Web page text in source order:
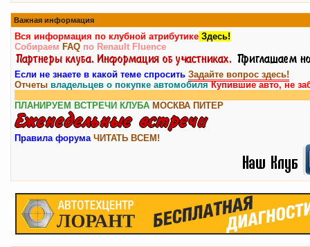
Важная информация
Вся информация по клубной атрибутике Здесь!
Собираем FAQ по Renault Fluence
Если не знаете в какой теме спросить Задайте вопрос здесь!
Отчеты владельцев о покупке автомобиляКупившие авто, не
ПЛАНИРУЕМ ВСТРЕЧИ КЛУБА МОСКВА ПИТЕР
Правила форума ЧИТАТЬ ВСЕМ!